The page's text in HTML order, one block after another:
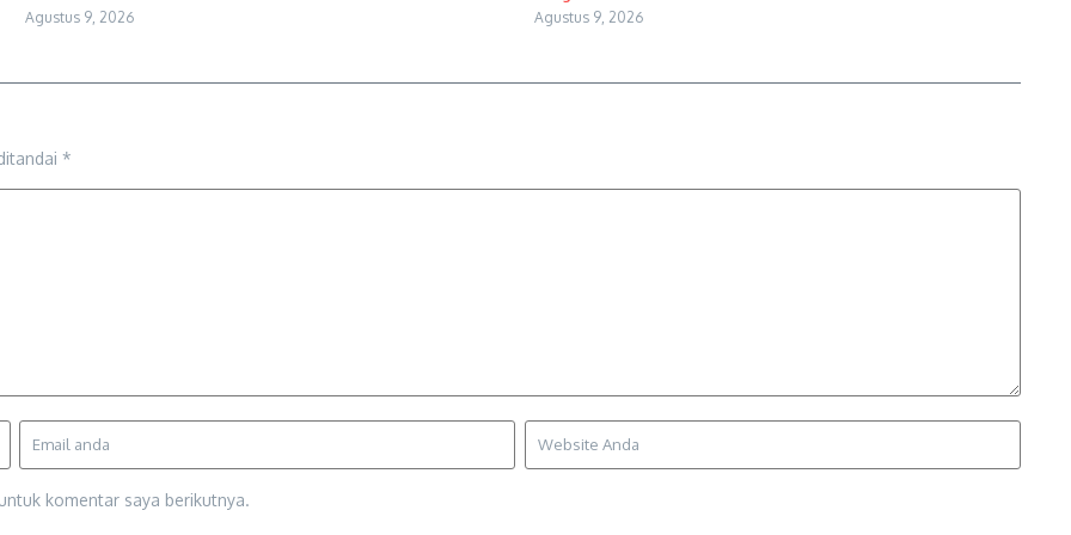
Agustus 9, 2026 Agustus 9, 2026
*
komentar saya berikutnya.